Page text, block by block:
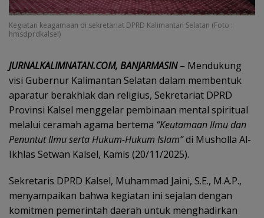
Kegiatan keagamaan di sekretariat DPRD Kalimantan Selatan (Foto :
hmsdprdkalsel)
JURNALKALIMNATAN.COM, BANJARMASIN– Mendukung
visi Gubernur Kalimantan Selatan dalam membentuk
aparatur berakhlak dan religius, Sekretariat DPRD
Provinsi Kalsel menggelar pembinaan mental spiritual
melalui ceramah agama bertema “Keutamaan Ilmu dan
Penuntut Ilmu serta Hukum-Hukum Islam”di Musholla Al-
Ikhlas Setwan Kalsel, Kamis (20/11/2025).
Sekretaris DPRD Kalsel, Muhammad Jaini, S.E., M.A.P.,
menyampaikan bahwa kegiatan ini sejalan dengan
komitmen pemerintah daerah untuk menghadirkan